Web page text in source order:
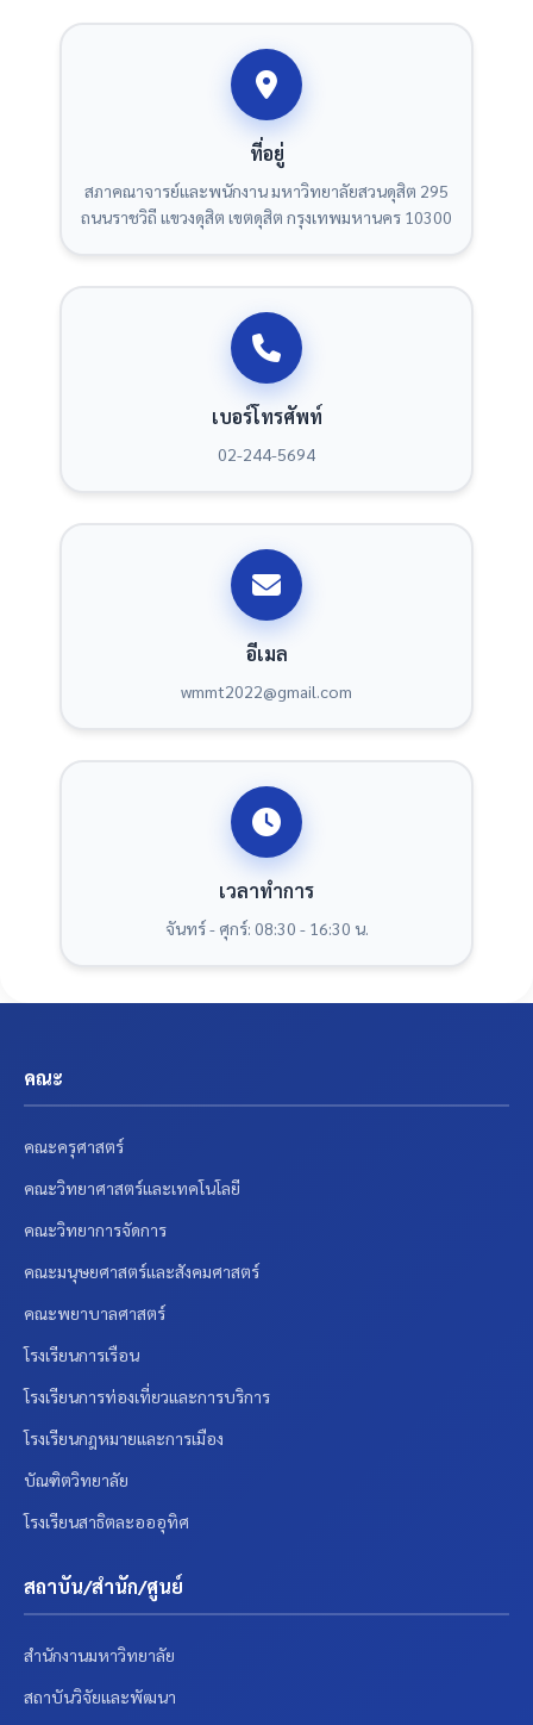
ที่อยู่
สภาคณาจารย์และพนักงาน มหาวิทยาลัยสวนดุสิต 295
ถนนราชวิถี แขวงดุสิต เขตดุสิต กรุงเทพมหานคร 10300
เบอร์โทรศัพท์
02-244-5694
อีเมล
wmmt2022@gmail.com
เวลาทำการ
จันทร์ - ศุกร์: 08:30 - 16:30 น.
คณะ
คณะครุศาสตร์
คณะวิทยาศาสตร์และเทคโนโลยี
คณะวิทยาการจัดการ
คณะมนุษยศาสตร์และสังคมศาสตร์
คณะพยาบาลศาสตร์
โรงเรียนการเรือน
โรงเรียนการท่องเที่ยวและการบริการ
โรงเรียนกฎหมายและการเมือง
บัณฑิตวิทยาลัย
โรงเรียนสาธิตละอออุทิศ
สถาบัน/สำนัก/ศูนย์
สำนักงานมหาวิทยาลัย
สถาบันวิจัยและพัฒนา